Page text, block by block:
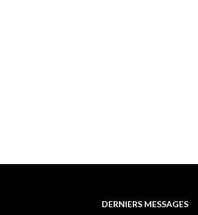
DERNIERS MESSAGES